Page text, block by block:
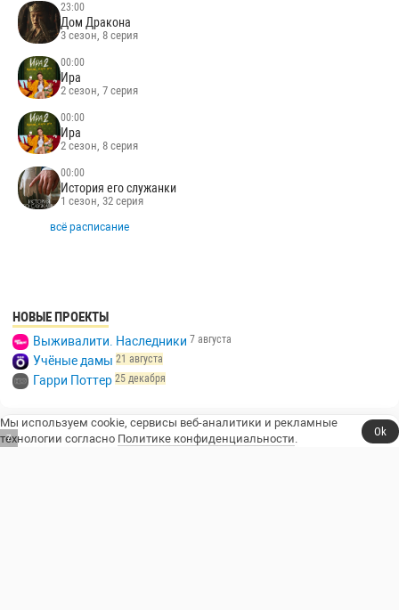
23:00
Дом Дракона
3 сезон, 8 серия
00:00
Ира
2 сезон, 7 серия
00:00
Ира
2 сезон, 8 серия
00:00
История его служанки
1 сезон, 32 серия
всё расписание
НОВЫЕ ПРОЕКТЫ
Выживалити. Наследники 7 августа
Учёные дамы 21 августа
Гарри Поттер 25 декабря
Сериалы, юмор и стендап.
Мы используем cookie, сервисы веб-аналитики и рекламные
технологии согласно Политике конфиденциальности.
Ok
6